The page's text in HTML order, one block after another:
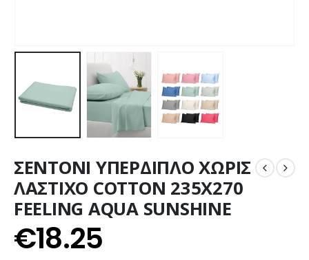
ΣΕΝΤΟΝΙ ΥΠΕΡΔΙΠΛΟ ΧΩΡΙΣ
ΛΑΣΤΙΧΟ COTTON 235X270
FEELING AQUA SUNSHINE
€18.25